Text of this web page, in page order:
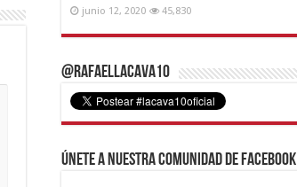
junio 12, 2020 45,830
@RafaelLacava10
Únete a nuestra comunidad de Facebook